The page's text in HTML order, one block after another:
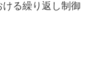
る繰り返し制御